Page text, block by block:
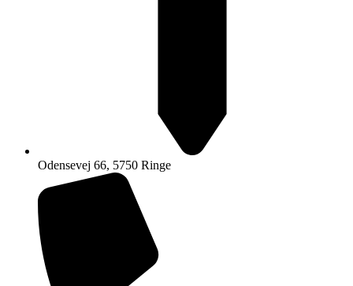
Odensevej 66, 5750 Ringe